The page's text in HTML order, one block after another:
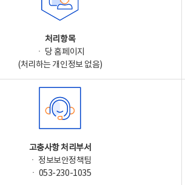
처리항목
ㆍ 당 홈페이지
(처리하는 개인정보 없음)
고충사항 처리부서
ㆍ 정보보안정책팀
ㆍ 053-230-1035